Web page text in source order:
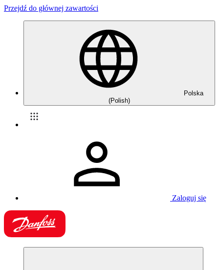
Przejdź do głównej zawartości
Polska
(Polish)
Zaloguj się